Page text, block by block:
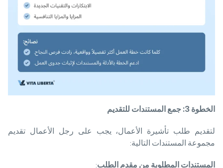
الخطوة 3: جمع المستندات للتقديم
لتقديم طلب تأشيرة الأعمال، يجب على رجل الأعمال تقديم
مجموعة المستندات التالية:
المستندات المطلوبة من مقدم الطلب: